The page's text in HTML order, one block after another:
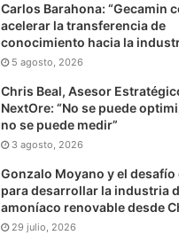
Carlos Barahona: “Gecamin
acelerar la transferencia de
conocimiento hacia la
5 agosto, 2026
Chris Beal, Asesor
NextOre: “No se puede
no se puede medir”
3 agosto, 2026
Gonzalo Moyano y el desafío
para desarrollar la industria
amoníaco renovable desde
29 julio, 2026